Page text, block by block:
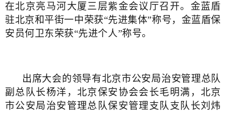
在北京亮马河大厦三层紫金会议厅召开。金蓝盾
驻北京和平街一中荣获“先进集体”称号，金蓝盾保
安员何卫东荣获“先进个人”称号。
出席大会的领导有北京市公安局治安管理总队
副总队长杨洋，北京保安协会会长毛明满，北京
市公安局治安管理总队保安管理支队支队长刘炜